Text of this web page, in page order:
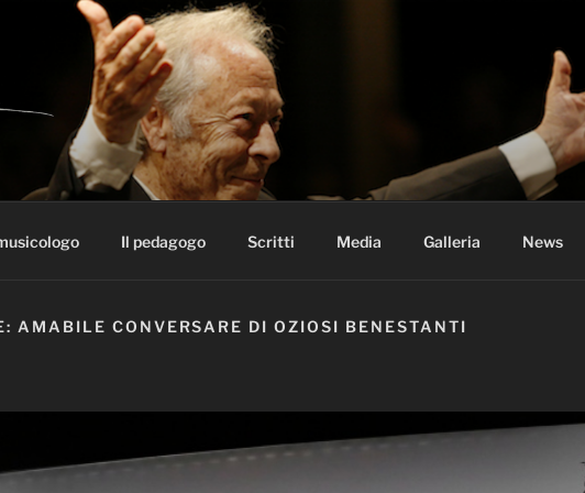
ZEDDA
Il pedagogo Scritti Media Galleria News
AMABILE CONVERSARE DI OZIOSI BENESTANTI